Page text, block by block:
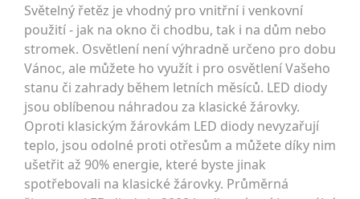
Světelný řetěz je vhodný pro vnitřní i venkovní
použití - jak na okno či chodbu, tak i na dům nebo
stromek. Osvětlení není výhradně určeno pro dobu
Vánoc, ale můžete ho využít i pro osvětlení Vašeho
stanu či zahrady během letních měsíců. LED diody
jsou oblíbenou náhradou za klasické žárovky.
Oproti klasickým žárovkám LED diody nevyzařují
teplo, jsou odolné proti otřesům a můžete díky nim
ušetřit až 90% energie, které byste jinak
spotřebovali na klasické žárovky. Průměrná